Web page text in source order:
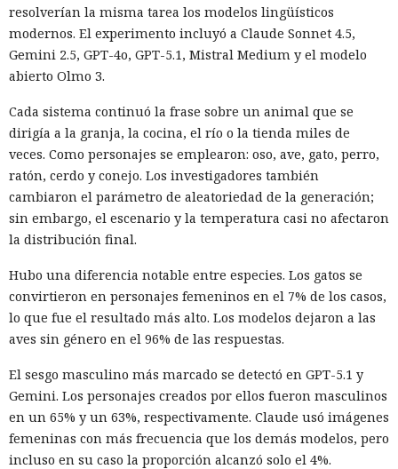
resolverían la misma tarea los modelos lingüísticos
modernos. El experimento incluyó a Claude Sonnet 4.5,
Gemini 2.5, GPT-4o, GPT-5.1, Mistral Medium y el modelo
abierto Olmo 3.
Cada sistema continuó la frase sobre un animal que se
dirigía a la granja, la cocina, el río o la tienda miles de
veces. Como personajes se emplearon: oso, ave, gato, perro,
ratón, cerdo y conejo. Los investigadores también
cambiaron el parámetro de aleatoriedad de la generación;
sin embargo, el escenario y la temperatura casi no afectaron
la distribución final.
Hubo una diferencia notable entre especies. Los gatos se
convirtieron en personajes femeninos en el 7% de los casos,
lo que fue el resultado más alto. Los modelos dejaron a las
aves sin género en el 96% de las respuestas.
El sesgo masculino más marcado se detectó en GPT-5.1 y
Gemini. Los personajes creados por ellos fueron masculinos
en un 65% y un 63%, respectivamente. Claude usó imágenes
femeninas con más frecuencia que los demás modelos, pero
incluso en su caso la proporción alcanzó solo el 4%.